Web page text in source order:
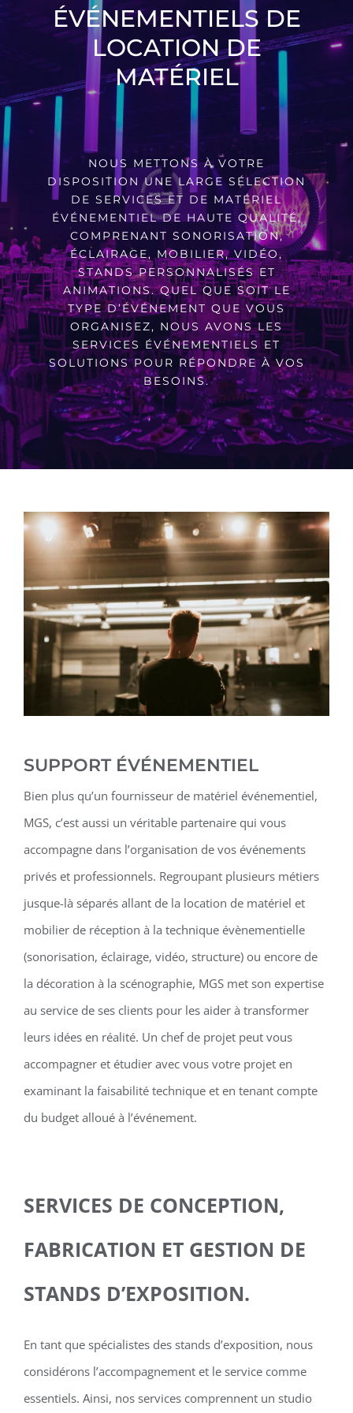
Nos
ÉVÉNEMENTIELS DE
LOCATION DE
MATÉRIEL
NOUS METTONS À VOTRE
DISPOSITION UNE LARGE SÉLECTION
DE SERVICES ET DE MATÉRIEL
ÉVÉNEMENTIEL DE HAUTE QUALITÉ,
COMPRENANT SONORISATION,
ÉCLAIRAGE, MOBILIER, VIDÉO,
STANDS PERSONNALISÉS ET
ANIMATIONS. QUEL QUE SOIT LE
TYPE D’ÉVÉNEMENT QUE VOUS
ORGANISEZ, NOUS AVONS LES
SERVICES ÉVÉNEMENTIELS ET
SOLUTIONS POUR RÉPONDRE À VOS
BESOINS.
SUPPORT ÉVÉNEMENTIEL
Bien plus qu’un fournisseur de matériel événementiel,
MGS, c’est aussi un véritable partenaire qui vous
accompagne dans l’organisation de vos événements
privés et professionnels. Regroupant plusieurs métiers
jusque-là séparés allant de la location de matériel et
mobilier de réception à la technique évènementielle
(sonorisation, éclairage, vidéo, structure) ou encore de
la décoration à la scénographie, MGS met son expertise
au service de ses clients pour les aider à transformer
leurs idées en réalité. Un chef de projet peut vous
accompagner et étudier avec vous votre projet en
examinant la faisabilité technique et en tenant compte
du budget alloué à l’événement.
SERVICES DE CONCEPTION,
FABRICATION ET GESTION DE
STANDS D’EXPOSITION.
En tant que spécialistes des stands d’exposition, nous
considérons l’accompagnement et le service comme
essentiels. Ainsi, nos services comprennent un studio